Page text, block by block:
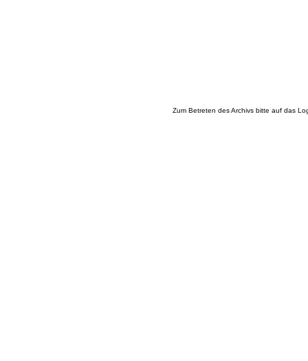
Zum Betreten des Archivs bitte auf das